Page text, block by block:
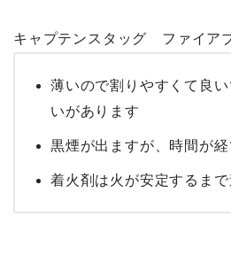
キャプテンスタッグ ファイア
薄いので割りやすくて良
いがあります
黒煙が出ますが、時間が
着火剤は火が安定するまで